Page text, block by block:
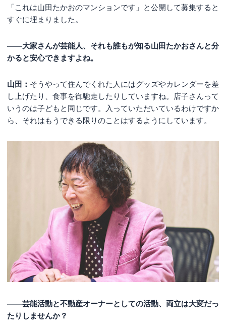
「これは山田たかおのマンションです」と公開して募集すると
すぐに埋まりました。
――大家さんが芸能人、それも誰もが知る山田たかおさんと分
かると安心できますよね。
山田： そうやって住んでくれた人にはグッズやカレンダーを差
し上げたり、食事を御馳走したりしていますね。店子さんって
いうのは子どもと同じです。入っていただいているわけですか
ら、それはもうできる限りのことはするようにしています。
――芸能活動と不動産オーナーとしての活動、両立は大変だっ
たりしませんか？